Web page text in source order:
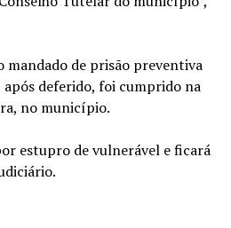
mandado de prisão preventiva
após deferido, foi cumprido na
no município.
estupro de vulnerável e ficará